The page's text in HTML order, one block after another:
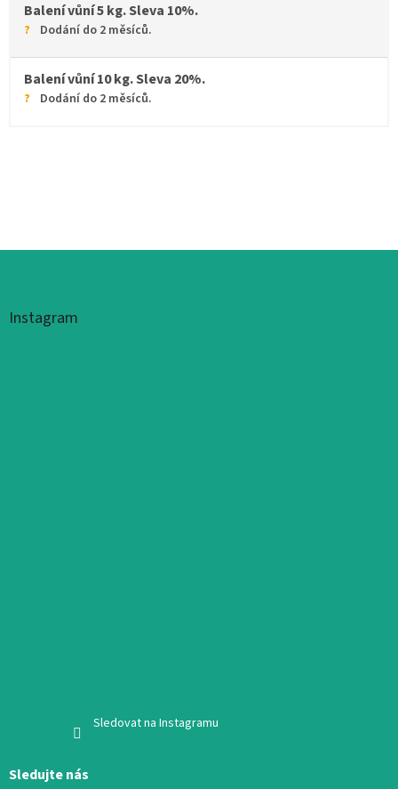
Balení vůní 5 kg. Sleva 10%.
Dodání do 2 měsíců.
Balení vůní 10 kg. Sleva 20%.
Dodání do 2 měsíců.
Instagram
Sledovat na Instagramu
Sledujte nás